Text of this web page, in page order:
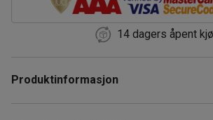
14 dagers åpent
Produktinformasjon